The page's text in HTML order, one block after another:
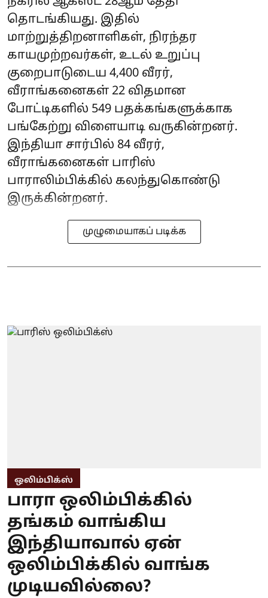
தொடங்கியது. இதில்
மாற்றுத்திறனாளிகள், நிரந்தர
காயமுற்றவர்கள், உடல் உறுப்பு
குறைபாடுடைய 4,400 வீரர்,
வீராங்கனைகள் 22 விதமான
போட்டிகளில் 549 பதக்கங்களுக்காக
பங்கேற்று விளையாடி வருகின்றனர்.
இந்தியா சார்பில் 84 வீரர்,
வீராங்கனைகள் பாரிஸ்
பாராலிம்பிக்கில் கலந்துகொண்டு
இருக்கின்றனர்.
முழுமையாகப் படிக்க
ஒலிம்பிக்ஸ்
பாரா ஒலிம்பிக்கில்
தங்கம் வாங்கிய
இந்தியாவால் ஏன்
ஒலிம்பிக்கில் வாங்க
முடியவில்லை?